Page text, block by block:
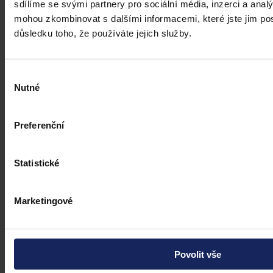
sdílíme se svými partnery pro sociální média, inzerci a
mohou zkombinovat s dalšími informacemi, které jste jim
důsledku toho, že používáte jejich služby.
souhlasu
Nutné
Preferenční
Statistické
Marketingové
Povolit vše
přesto hrozí pokuty i doplacení mezd
pravidla pro transparentní odměňování, jejichž cílem je narovnat
informační asymetrii na pracovním trhu a dlouhodobě tak přispět i